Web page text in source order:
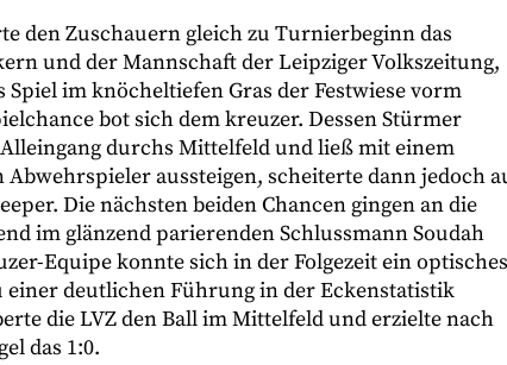
den Zuschauern gleich zu Turnierbeginn das
und der Mannschaft der Leipziger Volkszeitung,
im knöcheltiefen Gras der Festwiese vorm
bot sich dem kreuzer. Dessen Stürmer
durchs Mittelfeld und ließ mit einem
aussteigen, scheiterte dann jedoch
Die nächsten beiden Chancen gingen an die
im glänzend parierenden Schlussmann Soudah
Equipe konnte sich in der Folgezeit ein optisches
deutlichen Führung in der Eckenstatistik
die LVZ den Ball im Mittelfeld und erzielte nach
das 1:0.